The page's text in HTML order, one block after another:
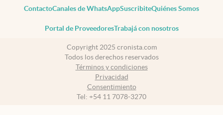
ContactoCanales de WhatsAppSuscribiteQuiénes Somos
Portal de ProveedoresTrabajá con nosotros
Copyright 2025 cronista.com
Todos los derechos reservados
Términos y condiciones
Privacidad
Consentimiento
Tel: +54 11 7078-3270